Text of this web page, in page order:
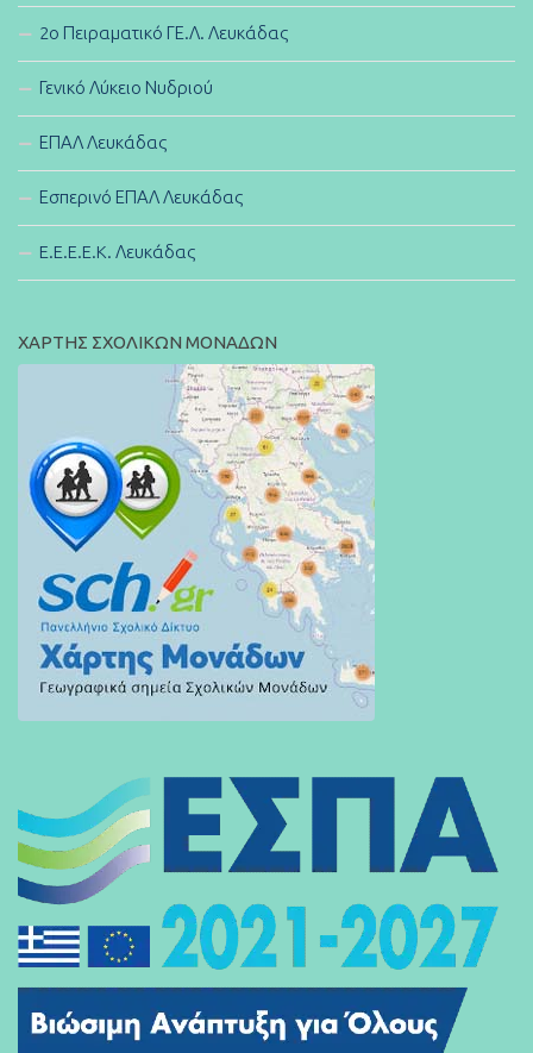
2ο Πειραματικό ΓΕ.Λ. Λευκάδας
Γενικό Λύκειο Νυδριού
ΕΠΑΛ Λευκάδας
Εσπερινό ΕΠΑΛ Λευκάδας
E.E.E.E.K. Λευκάδας
ΧΑΡΤΗΣ ΣΧΟΛΙΚΩΝ ΜΟΝΑΔΩΝ